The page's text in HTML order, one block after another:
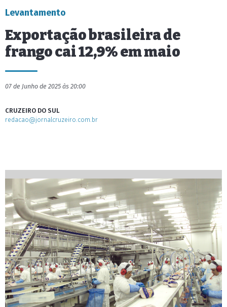
Levantamento
Exportação brasileira de
frango cai 12,9% em maio
07 de Junho de 2025 às 20:00
CRUZEIRO DO SUL
redacao@jornalcruzeiro.com.br